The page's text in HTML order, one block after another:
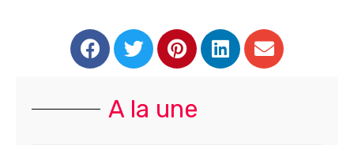
A la une